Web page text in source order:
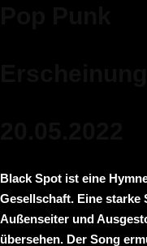
Black Spot ist eine
Gesellschaft. Eine starke
Außenseiter und
übersehen. Der Song